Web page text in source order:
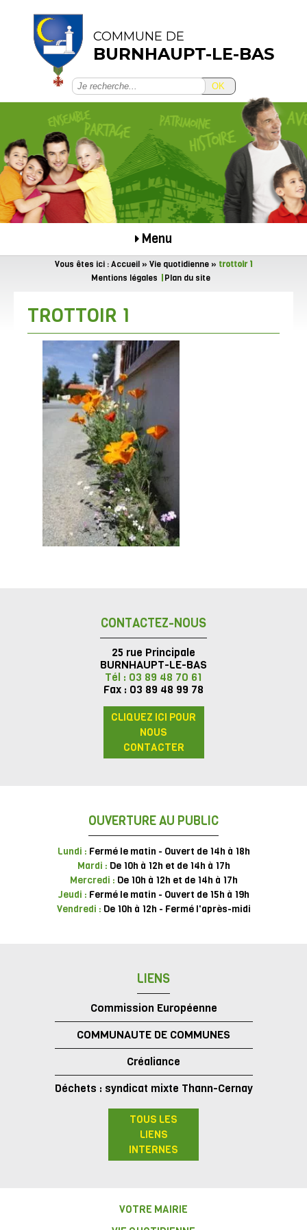
COMMUNE DE
BURNHAUPT-LE-BAS
OK
Menu
Vous êtes ici :Accueil» Vie quotidienne» trottoir 1
Mentions légales
Plan du site
TROTTOIR 1
CONTACTEZ-NOUS
25 rue Principale
BURNHAUPT-LE-BAS
Tél : 03 89 48 70 61
Fax : 03 89 48 99 78
CLIQUEZ ICI POUR
NOUS
CONTACTER
OUVERTURE AU PUBLIC
Lundi : Fermé le matin - Ouvert de 14h à 18h
Mardi : De 10h à 12h et de 14h à 17h
Mercredi : De 10h à 12h et de 14h à 17h
Jeudi : Fermé le matin - Ouvert de 15h à 19h
Vendredi : De 10h à 12h - Fermé l'après-midi
LIENS
Commission Européenne
COMMUNAUTE DE COMMUNES
Créaliance
Déchets : syndicat mixte Thann-Cernay
TOUS LES
LIENS
INTERNES
VOTRE MAIRIE